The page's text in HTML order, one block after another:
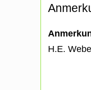
H.E.